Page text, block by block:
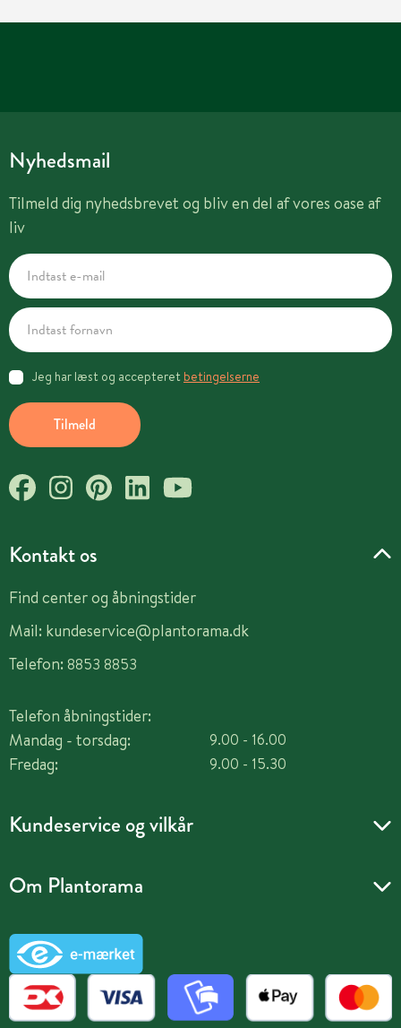
Kontakt os
Find center og åbningstider
Mail: kundeservice@plantorama.dk
Telefon: 8853 8853
Telefon åbningstider:
Mandag - torsdag:
Fredag:
9.00 - 16.00
9.00 - 15.30
Kundeservice og vilkår
Om Plantorama
Nyhedsmail
Tilmeld dig nyhedsbrevet og bliv en del af vores oase af
liv
Tilmeld
Jeg har læst og accepteret betingelserne